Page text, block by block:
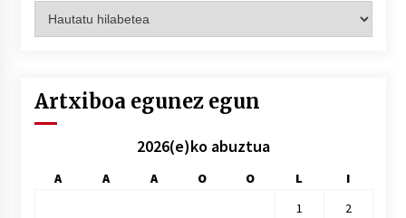
hilez
Artxiboa egunez egun
2026(e)ko abuztua
A A A O O L
I
1
2